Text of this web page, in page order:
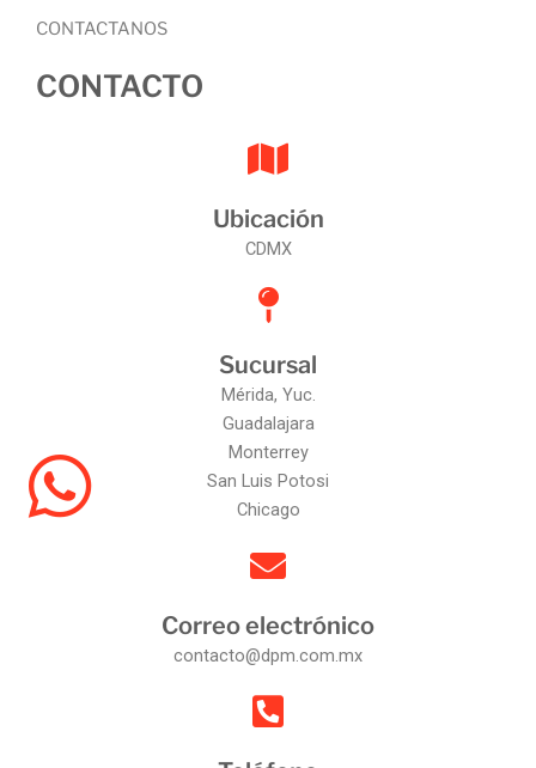
CONTACTANOS
CONTACTO
Ubicación
CDMX
Sucursal
Mérida, Yuc.
Guadalajara
Monterrey
San Luis Potosi
Chicago
Correo electrónico
contacto@dpm.com.mx